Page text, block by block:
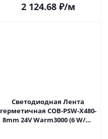
2 124.68₽/м
Светодиодная Лента
герметичная COB-PSW-X480-
8mm 24V Warm3000 (6 W/m,